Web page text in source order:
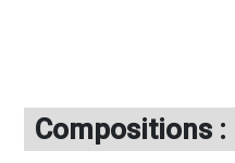
Compositions :